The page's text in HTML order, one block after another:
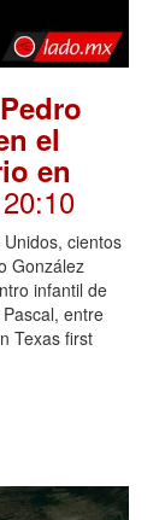
el
en
cientos
González
infantil de
entre
Texas first